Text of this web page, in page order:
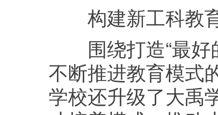
构建新工科教
围绕打造“最好
不断推进教育模式
学校还升级了大禹